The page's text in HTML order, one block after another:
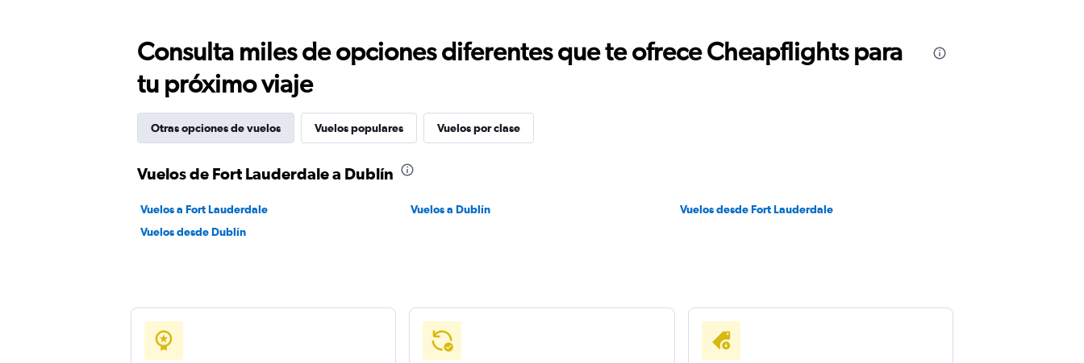
Consulta miles de opciones diferentes que te ofrece Cheapflights para
tu próximo viaje
Otras opciones de vuelos Vuelos populares Vuelos por clase
Vuelos de Fort Lauderdale a Dublín
Vuelos a Fort Lauderdale Vuelos a Dublín
Vuelos desde Fort Lauderdale
Vuelos desde Dublín